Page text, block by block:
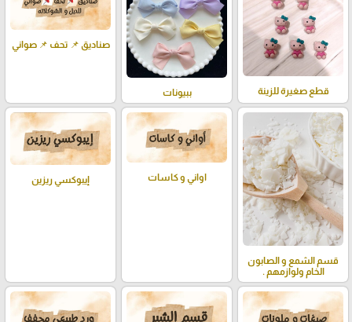
قطع صغيرة للزينة ببيونات
صناديق 📌 تحف 📌 صواني
قسم الشمع و الصابون
الخام ولوازمهم .
اواني و كاسات إيبوكسي ريزين